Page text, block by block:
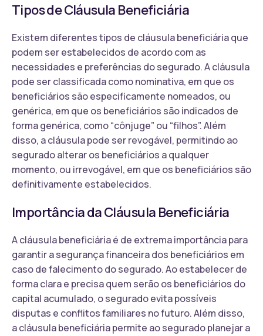
Tipos de Cláusula Beneficiária
Existem diferentes tipos de cláusula beneficiária que
podem ser estabelecidos de acordo com as
necessidades e preferências do segurado. A cláusula
pode ser classificada como nominativa, em que os
beneficiários são especificamente nomeados, ou
genérica, em que os beneficiários são indicados de
forma genérica, como “cônjuge” ou “filhos”. Além
disso, a cláusula pode ser revogável, permitindo ao
segurado alterar os beneficiários a qualquer
momento, ou irrevogável, em que os beneficiários são
definitivamente estabelecidos.
Importância da Cláusula Beneficiária
A cláusula beneficiária é de extrema importância para
garantir a segurança financeira dos beneficiários em
caso de falecimento do segurado. Ao estabelecer de
forma clara e precisa quem serão os beneficiários do
capital acumulado, o segurado evita possíveis
disputas e conflitos familiares no futuro. Além disso,
a cláusula beneficiária permite ao segurado planejar a